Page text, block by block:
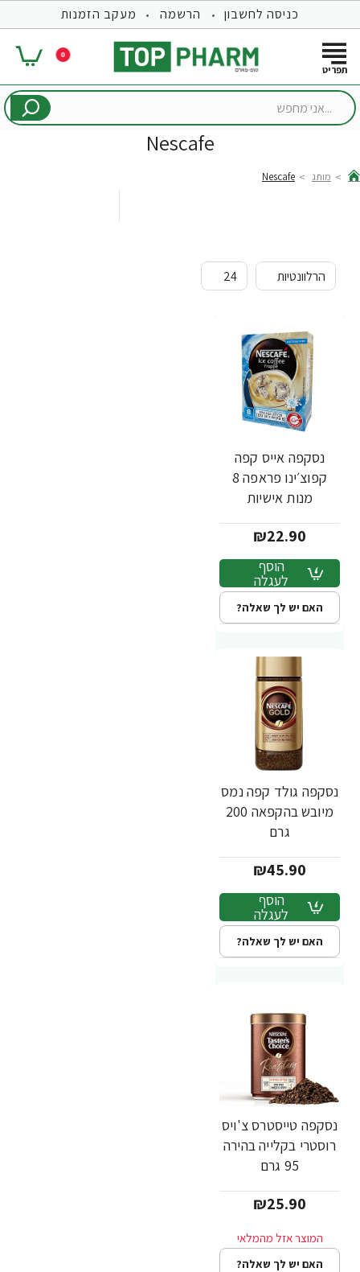
כניסה לחשבון הרשמה מעקב הזמנות
0
...אני
Nescafe
מותג Nescafe
נסקפה אייס קפה
קפוצ׳ינו פראפה 8
מנות אישיות
₪22.90
הוסף
לעגלה
האם יש לך שאלה?
נסקפה גולד קפה נמס
מיובש בהקפאה 200
גרם
₪45.90
הוסף
לעגלה
האם יש לך שאלה?
נסקפה טייסטרס צ'ויס
רוסטרי בקלייה בהירה
95 גרם
₪25.90
האם יש לך שאלה?